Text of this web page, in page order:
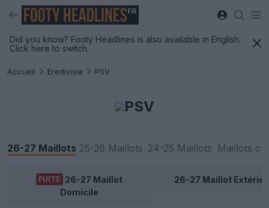
FR
Did you know? Footy Headlines is also available in English.
Click here to switch.
Accueil Eredivisie PSV
PSV
26-27 Maillots 25-26 Maillots 24-25 Maillots Maillots
FUITE 26-27 Maillot
Domicile
26-27 Maillot